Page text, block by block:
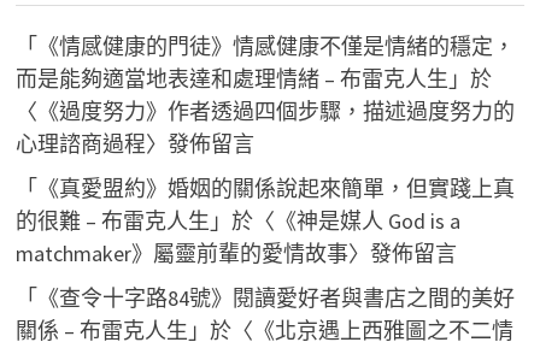
「 《情感健康的門徒》情感健康不僅是情緒的穩定，
而是能夠適當地表達和處理情緒 – 布雷克人生 」於
〈 《過度努力》作者透過四個步驟，描述過度努力的
心理諮商過程〉發佈留言
「 《真愛盟約》婚姻的關係說起來簡單，但實踐上真
的很難 – 布雷克人生 」於〈 《神是媒人 God is a
matchmaker》屬靈前輩的愛情故事〉發佈留言
「 《查令十字路84號》閱讀愛好者與書店之間的美好
關係 – 布雷克人生 」於〈 《北京遇上西雅圖之不二情